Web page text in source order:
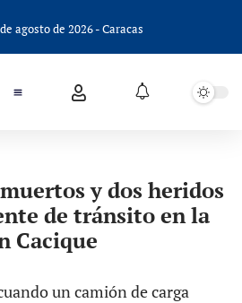
agosto de 2026 - Caracas
y dos heridos
de tránsito en la
Cacique
un camión de carga